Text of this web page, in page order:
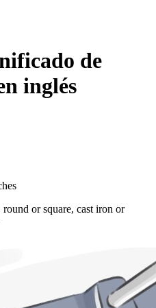
de
inglés
or square, cast iron or